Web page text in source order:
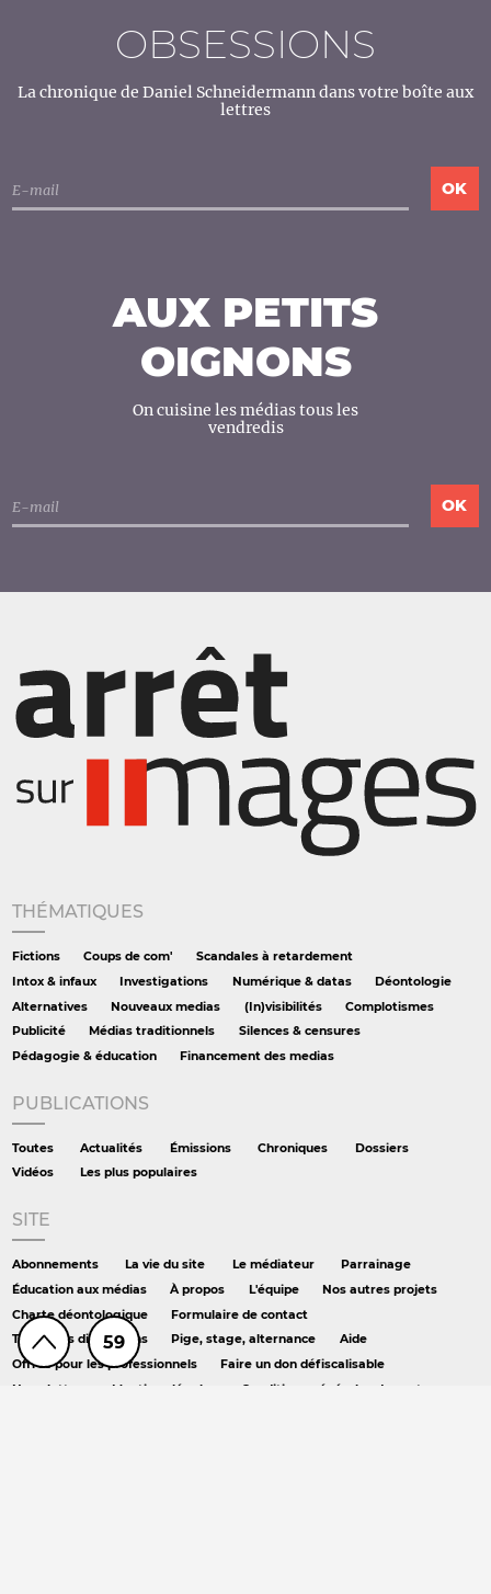
59
OBSESSIONS
La chronique de Daniel Schneidermann dans votre boîte aux
lettres
AUX PETITS
OIGNONS
On cuisine les médias tous les
vendredis
THÉMATIQUES
Fictions Coups de com'
Scandales à retardement
Intox & infaux
Investigations Numérique & datas
Déontologie
Alternatives
Nouveaux medias (In)visibilités
Complotismes
Publicité
Médias traditionnels
Silences & censures
Pédagogie & éducation
Financement des medias
PUBLICATIONS
Toutes Actualités Émissions Chroniques
Dossiers
Vidéos
Les plus populaires
SITE
Abonnements La vie du site Le médiateur
Parrainage
Éducation aux médias
À propos L'équipe
Nos autres projets
Charte déontologique
Formulaire de contact
Toutes les discussions
Pige, stage, alternance
Aide
Offres pour les professionnels
Faire un don défiscalisable
Newsletters
Mentions légales
Conditions générales de vente